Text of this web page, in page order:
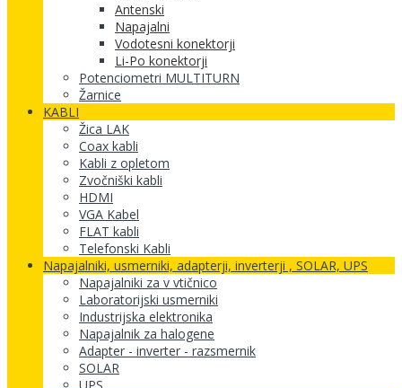
Antenski
Napajalni
Vodotesni konektorji
Li-Po konektorji
Potenciometri MULTITURN
Žarnice
KABLI
Žica LAK
Coax kabli
Kabli z opletom
Zvočniški kabli
HDMI
VGA Kabel
FLAT kabli
Telefonski Kabli
Napajalniki, usmerniki, adapterji, inverterji , SOLAR, UPS
Napajalniki za v vtičnico
Laboratorijski usmerniki
Industrijska elektronika
Napajalnik za halogene
Adapter - inverter - razsmernik
SOLAR